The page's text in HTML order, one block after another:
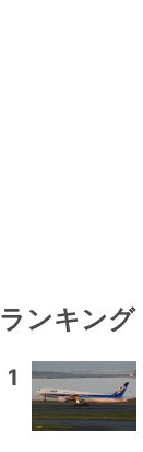
ランキング
1